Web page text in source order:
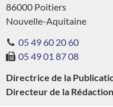
86000 Poitiers
Nouvelle-Aquitaine
05 49 60 20 60
05 49 01 87 08
Directrice de la
Directeur de la